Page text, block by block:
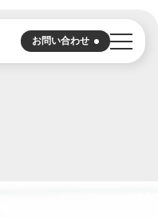
お問い合わせ